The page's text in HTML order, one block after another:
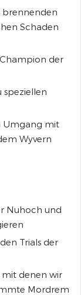
brennenden
Schaden
der
speziellen
Umgang mit
Wyvern
Nuhoch und
Trials der
mit denen wir
Mordrem